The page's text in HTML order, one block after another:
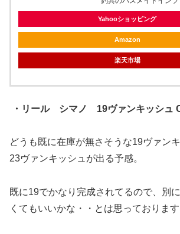
Yahooショッピング
Amazon
楽天市場
・リール シマノ 19ヴァンキッシュ
どうも既に在庫が無さそうな19ヴァン
23ヴァンキッシュが出る予感。
既に19でかなり完成されてるので、別
くてもいいかな・・とは思っております